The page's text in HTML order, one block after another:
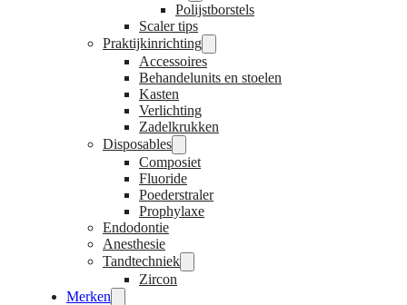
Polijstborstels
Scaler tips
Praktijkinrichting
Accessoires
Behandelunits en stoelen
Kasten
Verlichting
Zadelkrukken
Disposables
Composiet
Fluoride
Poederstraler
Prophylaxe
Endodontie
Anesthesie
Tandtechniek
Zircon
Merken